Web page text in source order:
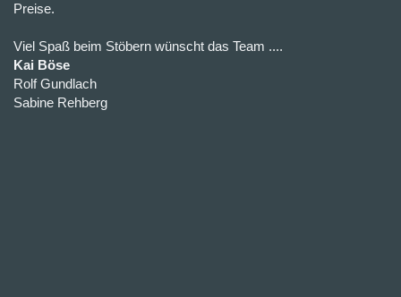
Preise.
Viel Spaß beim Stöbern wünscht das Team ....
Kai Böse
Rolf Gundlach
Sabine Rehberg